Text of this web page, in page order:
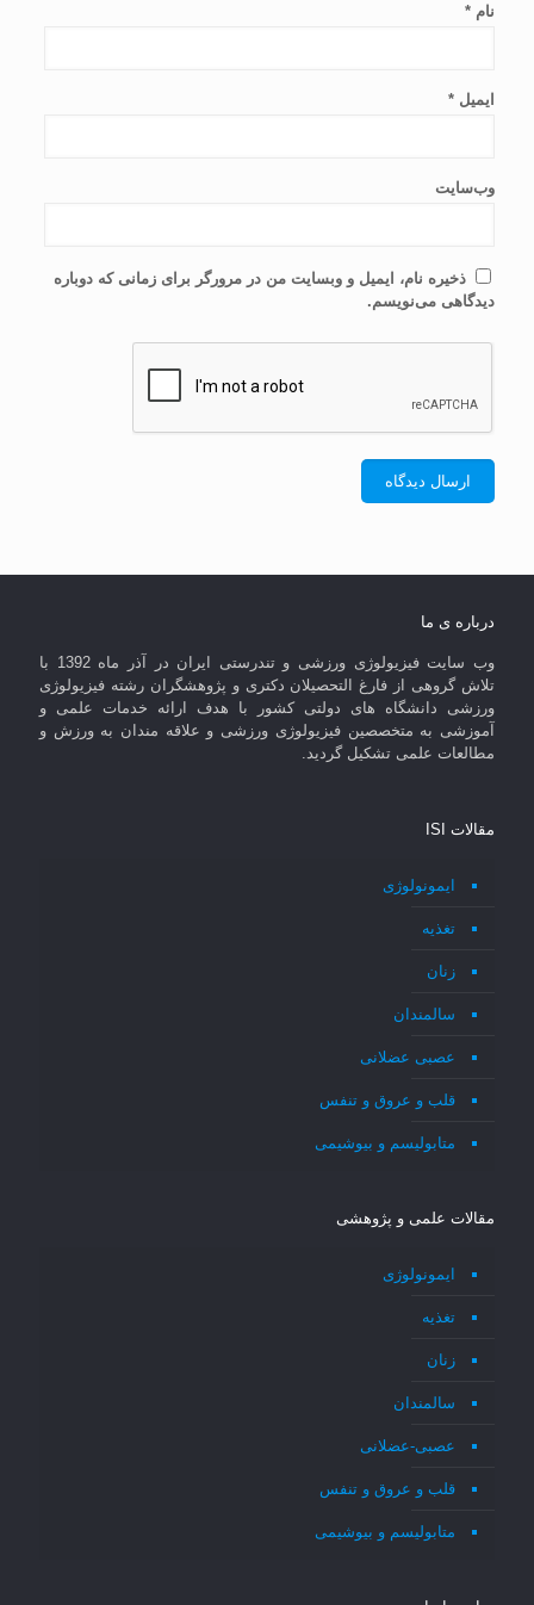
نام *
ایمیل *
وب‌سایت
ذخیره نام، ایمیل و وبسایت من در مرورگر برای زمانی که دوباره
دیدگاهی می‌نویسم.
درباره ی ما
وب سایت فیزیولوژی ورزشی و تندرستی ایران در آذر ماه 1392 با
تلاش گروهی از فارغ التحصیلان دکتری و پژوهشگران رشته فیزیولوژی
ورزشی دانشگاه های دولتی کشور با هدف ارائه خدمات علمی و
آموزشی به متخصصین فیزیولوژی ورزشی و علاقه مندان به ورزش و
مطالعات علمی تشکیل گردید.
مقالات ISI
ایمونولوژی
تغذیه
زنان
سالمندان
عصبی عضلانی
قلب و عروق و تنفس
متابولیسم و بیوشیمی
مقالات علمی و پژوهشی
ایمونولوژی
تغذیه
زنان
سالمندان
عصبی-عضلانی
قلب و عروق و تنفس
متابولیسم و بیوشیمی